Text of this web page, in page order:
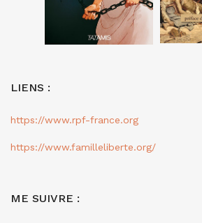
LIENS :
https://www.rpf-france.org
https://www.familleliberte.org/
ME SUIVRE :